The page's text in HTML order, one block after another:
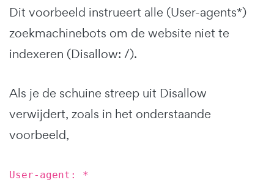
Dit voorbeeld instrueert alle (User-agents*)
zoekmachinebots om de website niet te
indexeren (Disallow: /).
Als je de schuine streep uit Disallow
verwijdert, zoals in het onderstaande
voorbeeld,
User-agent: *